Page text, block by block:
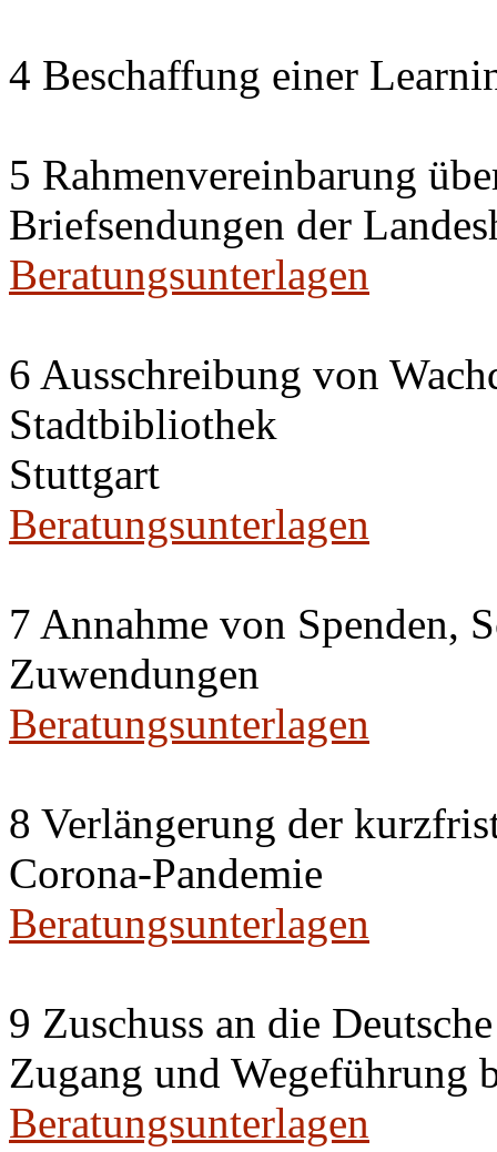
4 Beschaffung einer
5 Rahmenvereinbarung
Briefsendungen der
Beratungsunterlagen
6 Ausschreibung von
Stadtbibliothek
Stuttgart
Beratungsunterlagen
7 Annahme von Spenden,
Zuwendungen
Beratungsunterlagen
8 Verlängerung der
Corona-Pandemie
Beratungsunterlagen
9 Zuschuss an die
Zugang und Wegeführung
Beratungsunterlagen